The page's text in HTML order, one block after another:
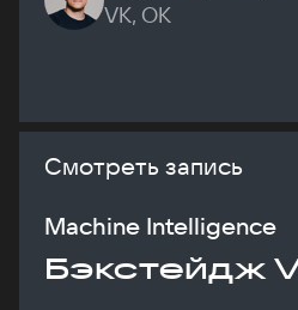
VK, ОК
Смотреть запись
Machine Intelligence
Бэкстейдж